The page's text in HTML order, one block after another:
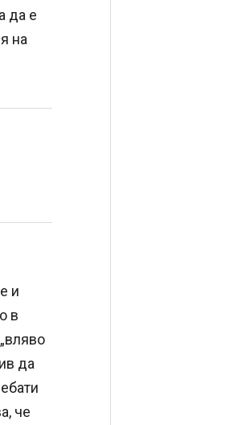
да е
на
и
в
да
че